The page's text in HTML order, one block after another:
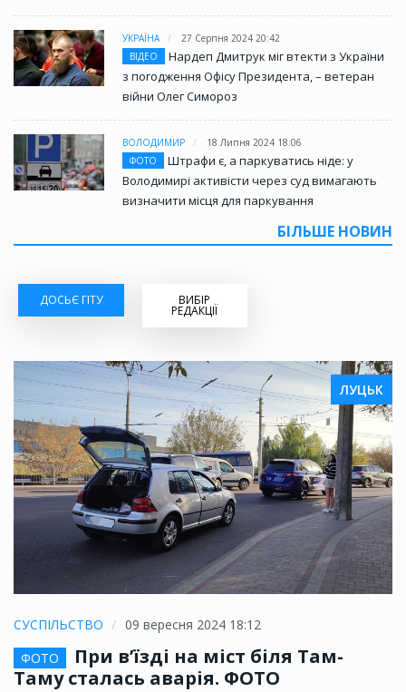
УКРАЇНА
27 Серпня 2024 20:42
ВІДЕО
Нардеп Дмитрук міг втекти з України
з погодження Офісу Президента, – ветеран
війни Олег Симороз
ВОЛОДИМИР
18 Липня 2024 18:06
ФОТО
Штрафи є, а паркуватись ніде: у
Володимирі активісти через суд вимагають
визначити місця для паркування
БІЛЬШЕ НОВИН
ДОСЬЄ ГІТУ ВИБІР
РЕДАКЦІЇ
ЛУЦЬК
СУСПІЛЬСТВО
09 вересня 2024 18:12
ФОТО
При в’їзді на міст біля Там-
Таму сталась аварія. ФОТО